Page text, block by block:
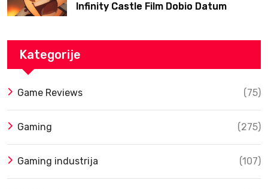
Infinity Castle Film Dobio Datum
Kategorije
Game Reviews (75)
Gaming (275)
Gaming industrija (107)